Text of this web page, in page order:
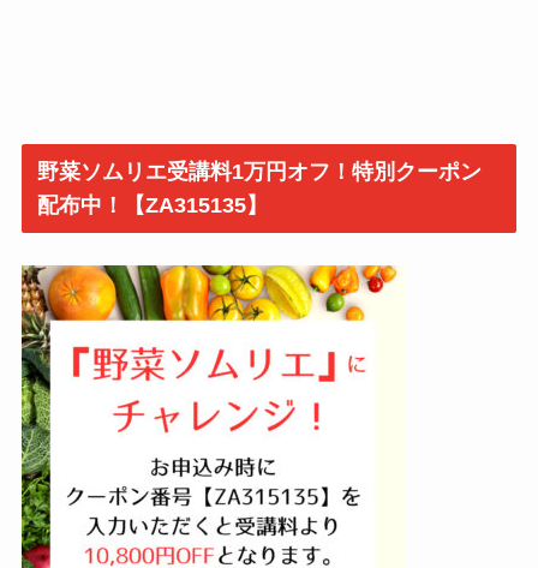
野菜ソムリエ受講料1万円オフ！特別クーポン
配布中！【ZA315135】